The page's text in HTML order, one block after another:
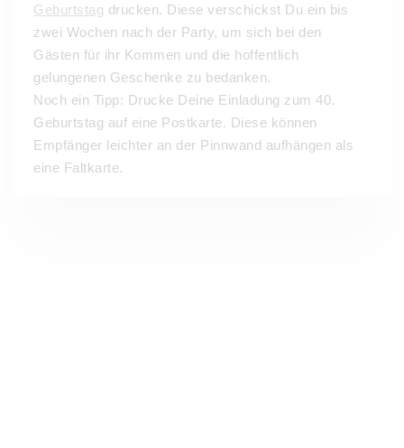
Geburtstag drucken. Diese verschickst Du ein bis
zwei Wochen nach der Party, um sich bei den
Gästen für ihr Kommen und die hoffentlich
gelungenen Geschenke zu bedanken.
Noch ein Tipp: Drucke Deine Einladung zum 40.
Geburtstag auf eine Postkarte. Diese können
Empfänger leichter an der Pinnwand aufhängen als
eine Faltkarte.